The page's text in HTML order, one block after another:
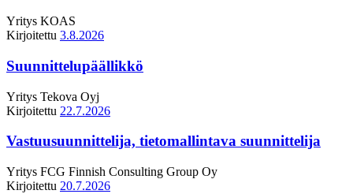
Yritys KOAS
Kirjoitettu 3.8.2026
Suunnittelupäällikkö
Yritys Tekova Oyj
Kirjoitettu 22.7.2026
Vastuusuunnittelija, tietomallintava suunnittelija
Yritys FCG Finnish Consulting Group Oy
Kirjoitettu 20.7.2026